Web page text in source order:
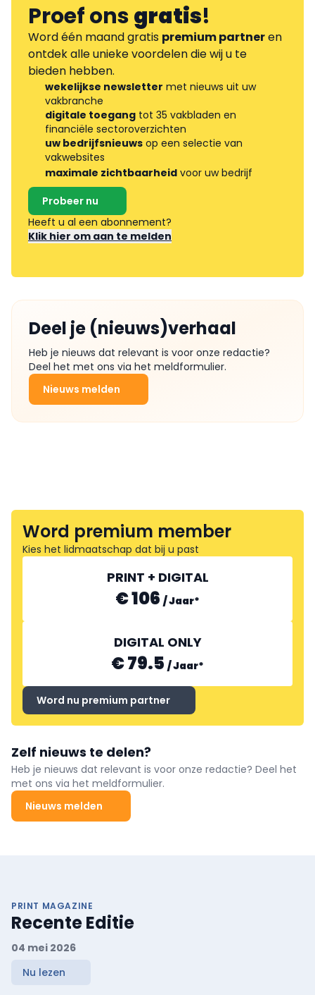
Proef onsgratis!
Word één maand gratis premium partneren
ontdek alle unieke voordelen die wij u te
bieden hebben.
wekelijkse newsletter met nieuws uit uw
vakbranche
digitale toegang tot 35 vakbladen en
financiële sectoroverzichten
uw bedrijfsnieuws op een selectie van
vakwebsites
maximale zichtbaarheid voor uw bedrijf
Probeer nu
Heeft u al een abonnement?
Klik hier om aan te melden
Deel je (nieuws)verhaal
Heb je nieuws dat relevant is voor onze redactie?
Deel het met ons via het meldformulier.
Nieuws melden
Word premium member
Kies het lidmaatschap dat bij u past
PRINT + DIGITAL
€ 106 /Jaar*
DIGITAL ONLY
€ 79.5 /Jaar*
Word nu premium partner
Zelf nieuws te delen?
Heb je nieuws dat relevant is voor onze redactie? Deel het
met ons via het meldformulier.
Nieuws melden
PRINT MAGAZINE
Recente Editie
04 mei 2026
Nu lezen